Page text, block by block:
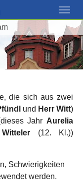
die sich aus zwei
und Herr Witt)
Jahr Aurelia
(12. Kl.))
Schwierigkeiten
werden.